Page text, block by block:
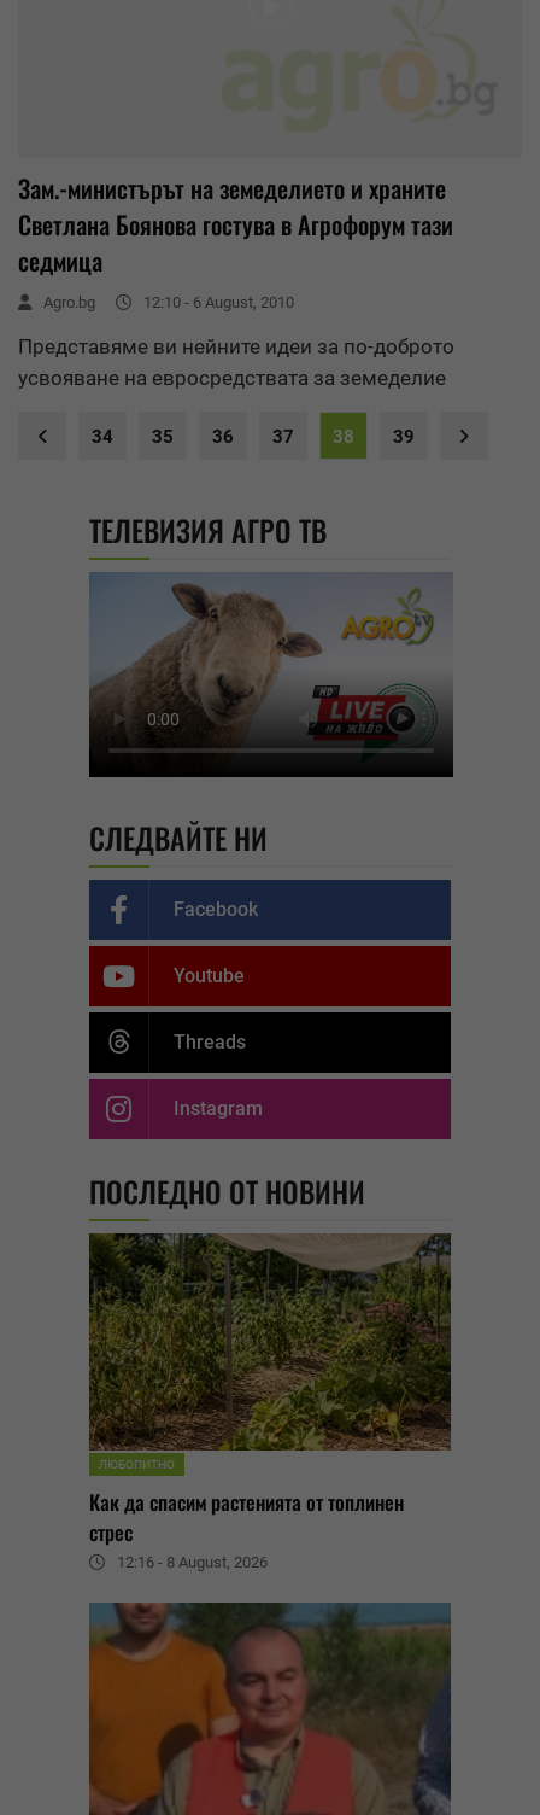
Зам.-министърът на земеделието и храните
Светлана Боянова гостува в Агрофорум тази
седмица
Agro.bg 12:10 - 6 August, 2010
Представяме ви нейните идеи за по-доброто
усвояване на евросредствата за земеделие
34 35 36 37 38 39
ТЕЛЕВИЗИЯ АГРО ТВ
СЛЕДВАЙТЕ НИ
Facebook
Youtube
Threads
Instagram
ПОСЛЕДНО ОТ НОВИНИ
ЛЮБОПИТНО
Как да спасим растенията от топлинен
стрес
12:16 - 8 August, 2026